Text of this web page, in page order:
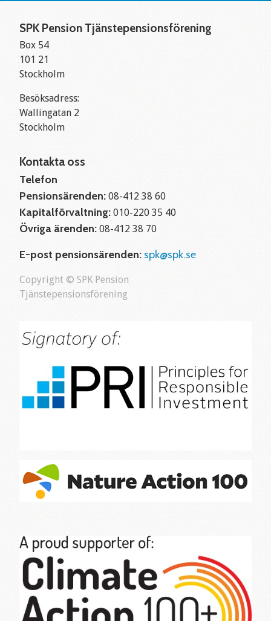
SPK Pension Tjänstepensionsförening
Box 54
101 21
Stockholm
Besöksadress:
Wallingatan 2
Stockholm
Kontakta oss
Telefon
Pensionsärenden: 08-412 38 60
Kapitalförvaltning: 010-220 35 40
Övriga ärenden: 08-412 38 70
E-post pensionsärenden: spk@spk.se
Copyright © SPK Pension
Tjänstepensionsförening